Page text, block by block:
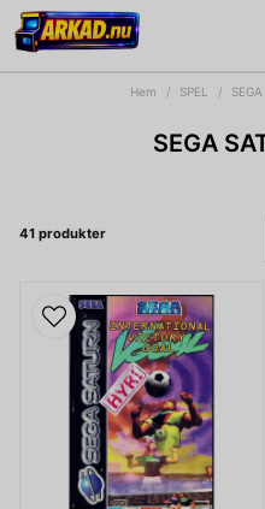
Hem SPEL SEGA
SEGA
41 produkter